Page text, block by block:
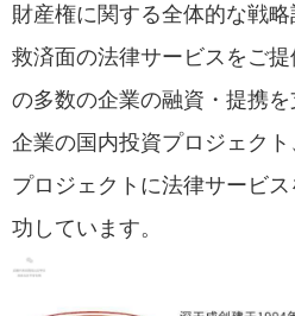
財産権に関する全体的な戦
救済面の法律サービスをご
の多数の企業の融資・提携
企業の国内投資プロジェク
プロジェクトに法律サービ
功しています。